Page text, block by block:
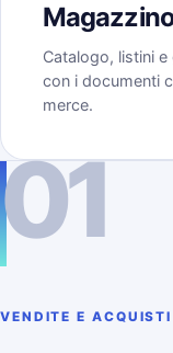
Catalogo, listini
con i documenti
merce.
01
VENDITE E ACQUISTI